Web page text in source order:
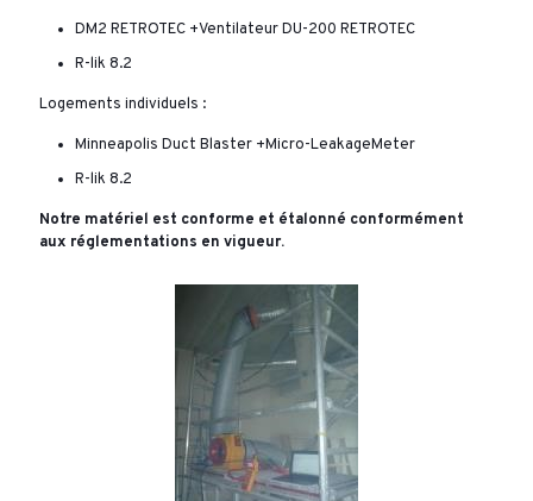
DM2 RETROTEC +Ventilateur DU-200 RETROTEC
R-lik 8.2
Logements individuels :
Minneapolis Duct Blaster +Micro-LeakageMeter
R-lik 8.2
Notre matériel est conforme et étalonné conformément
aux réglementations en vigueur.